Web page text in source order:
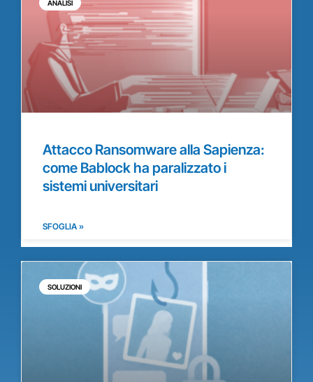
ANALISI
Attacco Ransomware alla Sapienza:
come Bablock ha paralizzato i
sistemi universitari
SFOGLIA »
SOLUZIONI